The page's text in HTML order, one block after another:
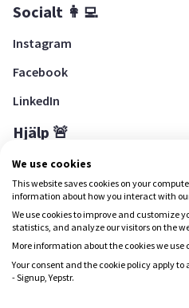
Socialt 👩‍💻
Instagram
Facebook
LinkedIn
Hjälp 🚨
Hjälpcenter
Ladda ned Yepstr
Ladda ned Yepstr
We use cookies
This website saves cookies on your
information about how you interact with
We use cookies to improve and customize
statistics, and analyze our visitors on the
More information about the cookies we use
Your consent and the cookie policy apply to
- Signup, Yepstr.